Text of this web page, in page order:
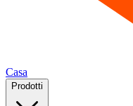
Casa
Prodotti